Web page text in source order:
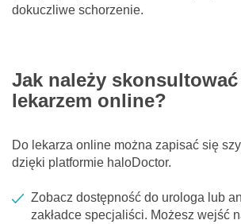
dokuczliwe schorzenie.
Jak należy
lekarzem online?
Do lekarza online można zapisać się
dzięki platformie haloDoctor.
Zobacz dostępność do urologa lub
zakładce specjaliści. Możesz wejść